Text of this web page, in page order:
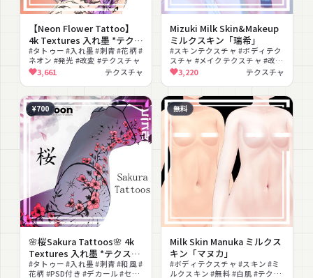
【Neon Flower Tattoo】
4k Textures 入れ墨 *テクス
チャ* /HD
#タトゥー #入れ墨 #刺青 #花柄 #
ネオン #発光 #改変 #テクスチャ
3,661 テクスチャ
Mizuki Milk Skin&Makeup
ミルクスキン「瑞希」
#スキンテクスチャ #ボディテク
スチャ #メイクテクスチャ #改変
#PSD付き
3,220 テクスチャ
¥700
🌸桜Sakura Tattoos🌸 4k
Textures 入れ墨 *テクスチ
ャ* /HD
#タトゥー #入れ墨 #刺青 #和風 #
花柄 #PSD付き #デカール #セク
無料
Milk Skin Manuka ミルクス
キン「マヌカ」
#ボディテクスチャ #スキン #ミ
ルクスキン #無料 #白肌 #テクス